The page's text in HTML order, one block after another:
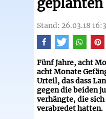
geplanten
Stand: 26.03.18
Fünf Jahre, acht
acht Monate
Urteil, das dass
gegen die beiden
verhängte, die
verabredet hatten.